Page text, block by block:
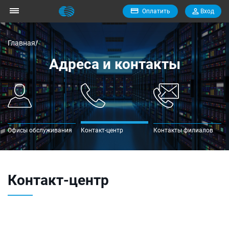
Оплатить Вход
Главная/
Адреса и контакты
Офисы обслуживания Контакт-центр Контакты филиалов
Контакт-центр